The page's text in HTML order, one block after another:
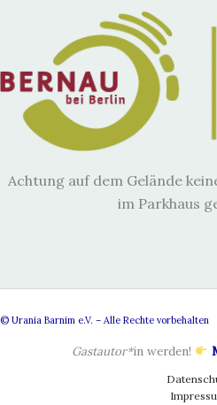
Achtung auf dem Gelände
im Parkhaus
© Urania Barnim e.V. – Alle Rechte vorbehalten
Gastautor*in werden!